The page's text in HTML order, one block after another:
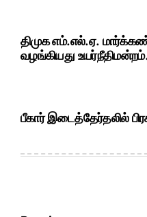
திமுக எம்.எல்.ஏ.
வழங்கியது
பீகார் இடைத்தேர்தலில்